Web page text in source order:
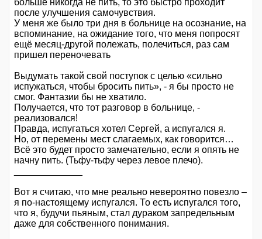
больше никогда не пить, то это быстро проходит
после улучшения самочувствия.
У меня же было три дня в больнице на осознание, на
вспоминание, на ожидание того, что меня попросят
ещё месяц-другой полежать, полечиться, раз сам
пришел переночевать
Выдумать такой свой поступок с целью «сильно
испужаться, чтобы бросить пить», - я бы просто не
смог. Фантазии бы не хватило.
Получается, что тот разговор в больнице, -
реализовался!
Правда, испугаться хотел Сергей, а испугался я.
Но, от перемены мест слагаемых, как говорится…
Всё это будет просто замечательно, если я опять не
начну пить. (Тьфу-тьфу через левое плечо).
Вот я считаю, что мне реально невероятно повезло –
я по-настоящему испугался. То есть испугался того,
что я, будучи пьяным, стал дураком запредельным
даже для собственного понимания.